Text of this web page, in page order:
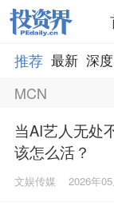
推荐 最新 深度
MCN
当AI艺人无处
该怎么活？
文娱传媒 2026年